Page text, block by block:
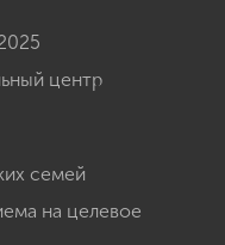
центр
семей
на целевое